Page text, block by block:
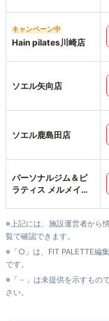
キャンペーン中
Hain pilates川崎店
ソエル矢向店
ソエル鹿島田店
パーソナルジム＆ピ
ラティス メルメイク
※上記には、施設運営者から
覧で確認できます。
※「○」は、FIT PALETTE編
です。
※「－」は未提供を示すもの
さい。